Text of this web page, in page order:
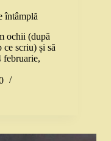
întâmplă
ochii (după
scriu) și să
februarie,